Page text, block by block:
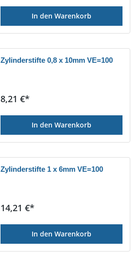
In den Warenkorb
Zylinderstifte 0,8 x 10mm VE=100
Regulärer Preis:
8,21 €*
In den Warenkorb
Zylinderstifte 1 x 6mm VE=100
Regulärer Preis:
14,21 €*
In den Warenkorb